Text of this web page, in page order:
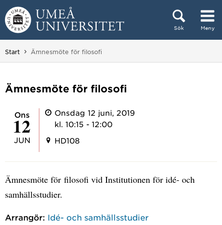
Hoppa direkt till innehållet
Sök Meny
Huvudmenyn dold.
Start Du är här:
Ämnesmöte för filosofi
Ämnesmöte för filosofi
ons
12
JUN
Onsdag 12 juni, 2019
kl. 10:15 - 12:00
HD108
Ämnesmöte för filosofi vid Institutionen för idé- och
samhällsstudier.
Arrangör: Idé- och samhällsstudier